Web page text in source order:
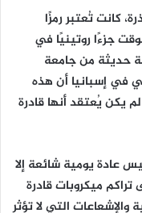
كانت تُعتبر رمزًا
جزءًا روتينيًا في
حديثة من جامعة
في إسبانيا أن هذه
يكن يُعتقد أنها قادرة
عادة يومية شائعة إلا
ميكروبات قادرة
التي لا تؤثر